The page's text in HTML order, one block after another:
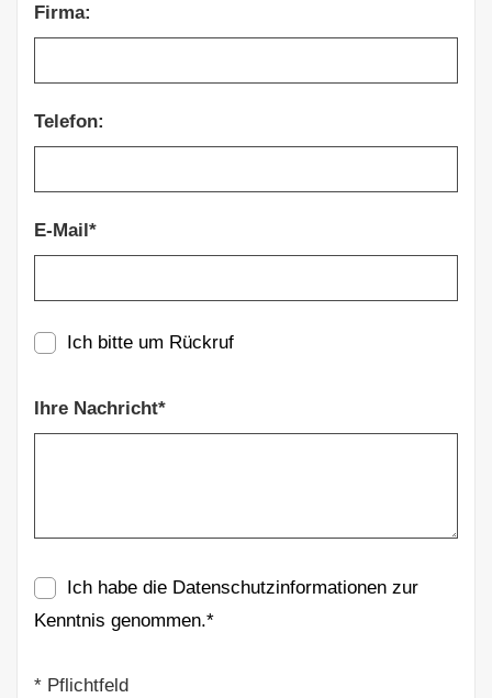
Firma:
Telefon:
E-Mail*
Ich bitte um Rückruf
Ihre Nachricht*
Ich habe die Datenschutzinformationen zur
Kenntnis genommen.*
* Pflichtfeld